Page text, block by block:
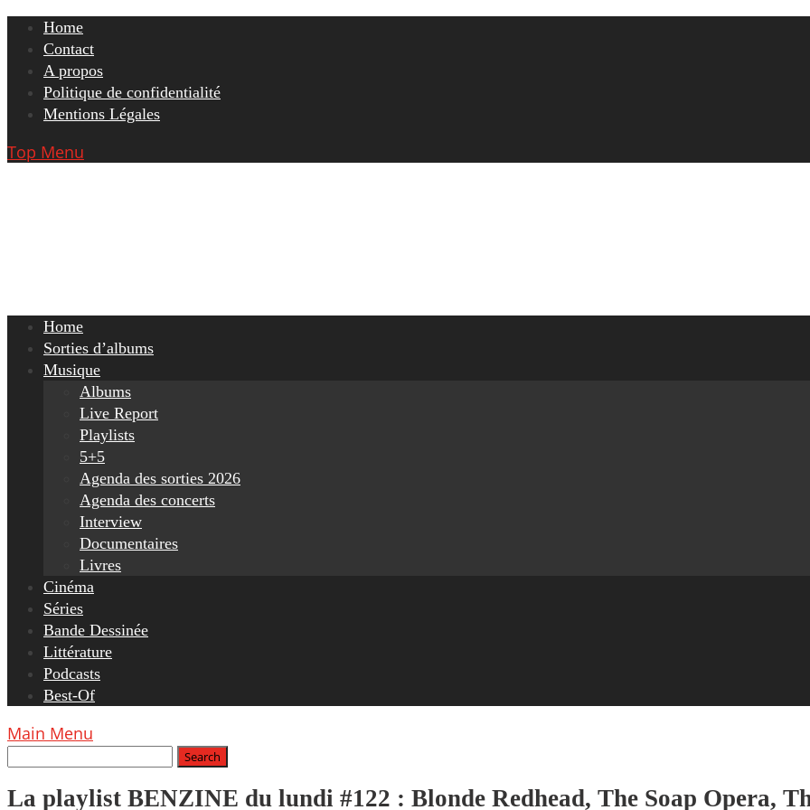
Skip
content
Home
Contact
A propos
Politique de confidentialité
Mentions Légales
Top Menu
Home
Sorties d’albums
Musique
Albums
Live Report
Playlists
5+5
Agenda des sorties 2026
Agenda des concerts
Interview
Documentaires
Livres
Cinéma
Séries
Bande Dessinée
Littérature
Podcasts
Best-Of
Main Menu
La playlist BENZINE du lundi #122 : Blonde Redhead, The Soap Opera,